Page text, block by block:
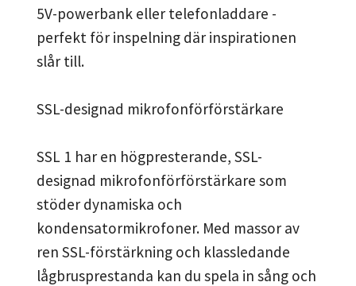
5V-powerbank eller telefonladdare -
perfekt för inspelning där inspirationen
slår till.
SSL-designad mikrofonförförstärkare
SSL 1 har en högpresterande, SSL-
designad mikrofonförförstärkare som
stöder dynamiska och
kondensatormikrofoner. Med massor av
ren SSL-förstärkning och klassledande
lågbrusprestanda kan du spela in sång och